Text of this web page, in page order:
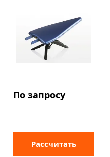
По запросу
Рассчитать